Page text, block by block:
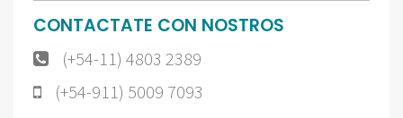
CONTACTATE CON NOSTROS
(+54-11) 4803 2389
(+54-911) 5009 7093